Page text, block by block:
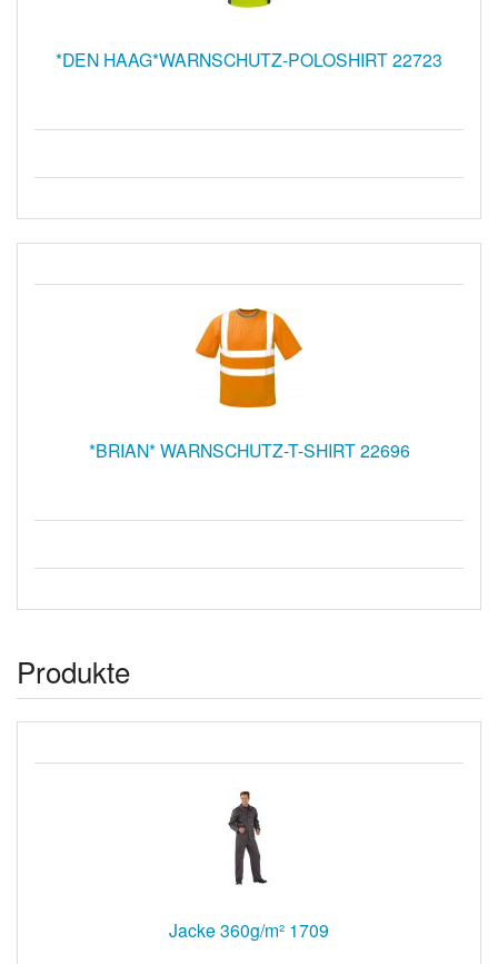
*DEN HAAG*WARNSCHUTZ-POLOSHIRT 22723
*BRIAN* WARNSCHUTZ-T-SHIRT 22696
Produkte
Jacke 360g/m² 1709